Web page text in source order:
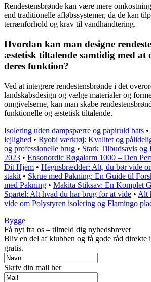
Rendestensbrønde kan være mere
end traditionelle afløbssystemer, da de kan
terrænforhold og krav til vandhåndtering.
Hvordan kan man designe
æstetisk tiltalende samtidig med at
deres funktion?
Ved at integrere rendestensbrønde i det
landskabsdesign og vælge materialer og
omgivelserne, kan man skabe
funktionelle og æstetisk tiltalende.
Isolering uden dampspærre og papiruld bats •
lejlighed • Ryobi værktøj: Kvalitet og
og professionelle brug • Stark Tilbudsavis og
2023 • Ensonordic Røgalarm 1000 – Den
Dit Hjem • Hegnsbrædder: Alt, du bør vide
stakit • Skrue med Pakning: En Guide til
med Pakning • Makita Stiksav: En Komplet
Spartel: Alt hvad du har brug for at vide • Alt
vide om Polystyren isolering og Flamingo
Bygge
Få nyt fra os – tilmeld dig nyhedsbrevet
Bliv en del af klubben og få gode råd direkte
gratis.
Skriv din mail her